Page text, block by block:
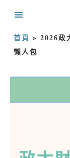
首頁 » 2026政
懶人包